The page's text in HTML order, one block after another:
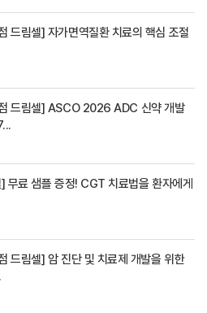
림셀] 자가면역질환 치료의 핵심 조절
드림셀] ASCO 2026 ADC 신약 개발
료 샘플 증정! CGT 치료법을 환자에게
림셀] 암 진단 및 치료제 개발을 위한